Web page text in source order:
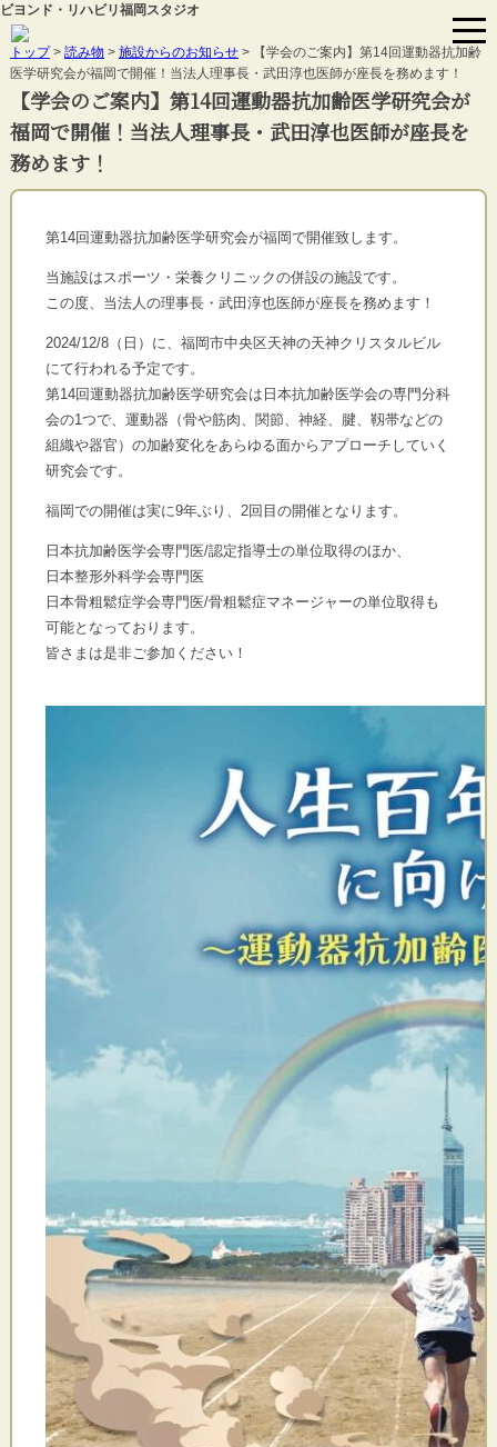
ビヨンド・リハビリ福岡スタジオ
トップ> 読み物 > 施設からのお知らせ> 【学会のご案内】第14回運動器抗加齢
医学研究会が福岡で開催！当法人理事長・武田淳也医師が座長を務めます！
【学会のご案内】第14回運動器抗加齢医学研究会が
福岡で開催！当法人理事長・武田淳也医師が座長を
務めます！
第14回運動器抗加齢医学研究会が福岡で開催致します。
当施設はスポーツ・栄養クリニックの併設の施設です。
この度、当法人の理事長・武田淳也医師が座長を務めます！
2024/12/8（日）に、福岡市中央区天神の天神クリスタルビル
にて行われる予定です。
第14回運動器抗加齢医学研究会は日本抗加齢医学会の専門分科
会の1つで、運動器（骨や筋肉、関節、神経、腱、靱帯などの
組織や器官）の加齢変化をあらゆる面からアプローチしていく
研究会です。
福岡での開催は実に9年ぶり、2回目の開催となります。
日本抗加齢医学会専門医/認定指導士の単位取得のほか、
日本整形外科学会専門医
日本骨粗鬆症学会専門医/骨粗鬆症マネージャーの単位取得も
可能となっております。
皆さまは是非ご参加ください！